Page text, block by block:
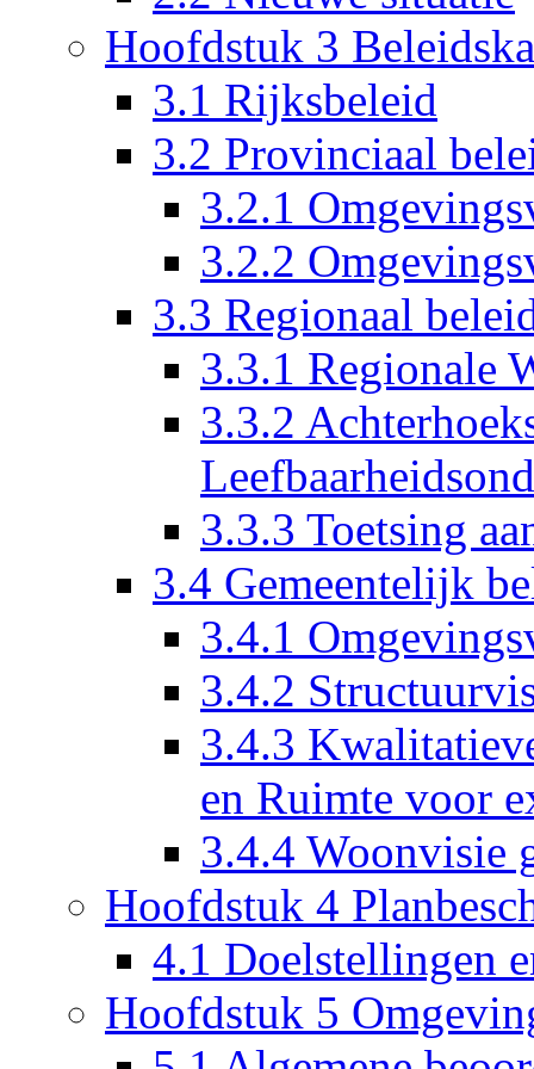
Hoofdstuk 3
3.1 Rijksbeleid
3.2 Provinciaal
3.2.1
3.2.2
3.3 Regionaal
3.3.1 Regionale
3.3.2
3.3.3 Toetsing
3.4 Gemeentelijk
3.4.1
3.4.2
3.4.3
en Ruimte voor
3.4.4 Woonvisie
Hoofdstuk 4
4.1 Doelstellingen
Hoofdstuk 5